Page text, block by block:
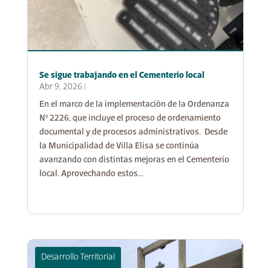
Se sigue trabajando en el Cementerio local
Abr 9, 2026
En el marco de la implementación de la Ordenanza
N° 2226, que incluye el proceso de ordenamiento
documental y de procesos administrativos. Desde
la Municipalidad de Villa Elisa se continúa
avanzando con distintas mejoras en el Cementerio
local. Aprovechando estos...
Desarrollo Territorial